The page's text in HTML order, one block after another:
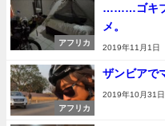
アフリカ
………ゴキブ
メ。
2019年11月1日
アフリカ
ザンビアで
2019年10月31日